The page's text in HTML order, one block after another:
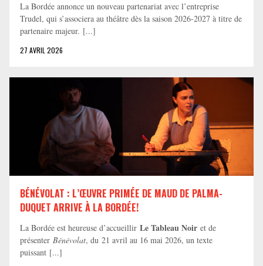
La Bordée annonce un nouveau partenariat avec l’entreprise
Trudel, qui s’associera au théâtre dès la saison 2026-2027 à titre de
partenaire majeur. [...]
27 AVRIL 2026
BÉNÉVOLAT : L’ŒUVRE PRIMÉE DE MAUD DE PALMA-
DUQUET ARRIVE À LA BORDÉE!
La Bordée est heureuse d’accueillir Le Tableau Noir et de
présenter Bénévolat, du 21 avril au 16 mai 2026, un texte
puissant [...]